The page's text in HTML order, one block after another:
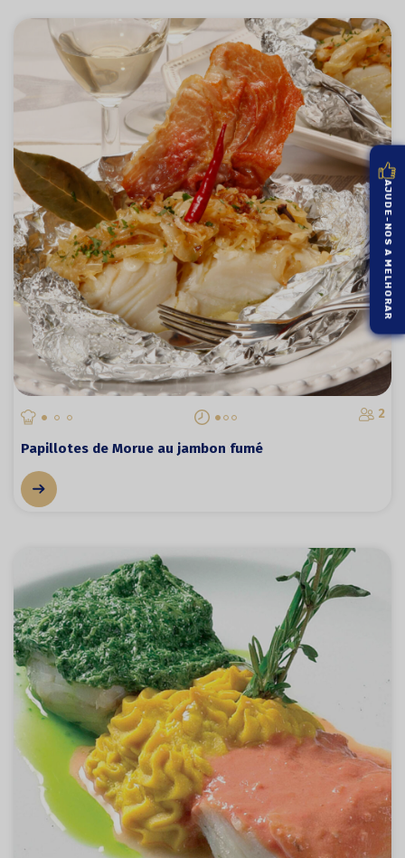
2
Papillotes de Morue au jambon fumé
AJUDE-NOS A MELHORAR